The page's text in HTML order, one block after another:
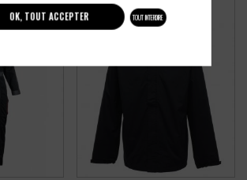
OK, TOUT ACCEPTER TOUT INTERDIRE